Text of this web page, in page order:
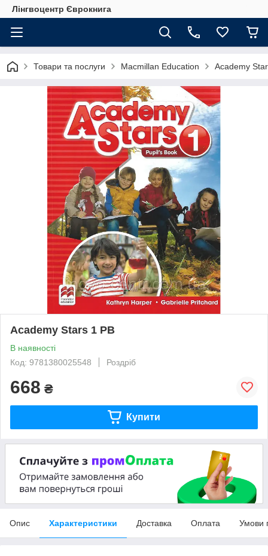
Лінгвоцентр Єврокнига
Товари та послуги Macmillan Education Academy
Academy Stars 1 PB
В наявності
Код: 9781380025548
Роздріб
668 ₴
Купити
Опис Характеристики Доставка Оплата Умови